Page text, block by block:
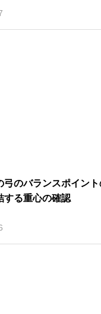
弓のバランスポイント
する重心の確認